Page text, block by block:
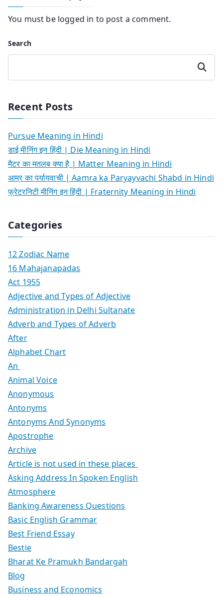
You must be logged in to post a comment.
Search
Search
Recent Posts
Pursue Meaning in Hindi
डाई मीनिंग इन हिंदी | Die Meaning in Hindi
मैटर का मतलब क्या है | Matter Meaning in Hindi
आम्र का पर्यायवाची | Aamra ka Paryayvachi Shabd in Hindi
फ्रेटरनिटी मीनिंग इन हिंदी | Fraternity Meaning in Hindi
Categories
12 Zodiac Name
16 Mahajanapadas
Act 1955
Adjective and Types of Adjective
Administration in Delhi Sultanate
Adverb and Types of Adverb
After
Alphabet Chart
An
Animal Voice
Anonymous
Antonyms
Antonyms And Synonyms
Apostrophe
Archive
Article is not used in these places
Asking Address In Spoken English
Atmosphere
Banking Awareness Questions
Basic English Grammar
Best Friend Essay
Bestie
Bharat Ke Pramukh Bandargah
Blog
Business and Economics